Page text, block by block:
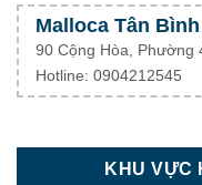
Malloca Tân Bình
90 Cộng Hòa, Phường
Hotline: 0904212545
KHU VỰC